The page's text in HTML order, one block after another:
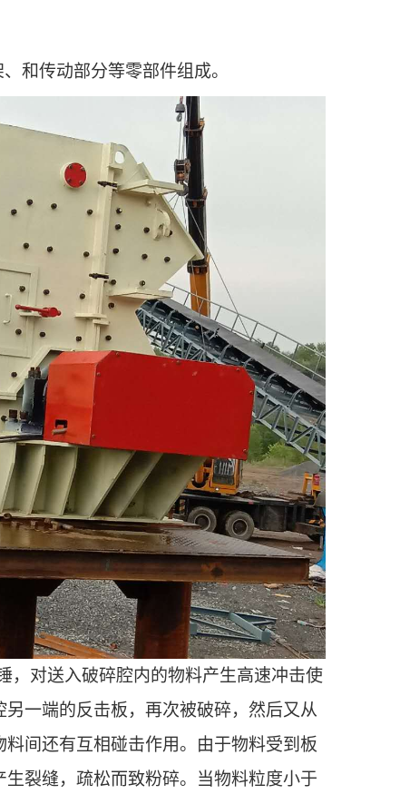
和传动部分等零部件组成。
，对送入破碎腔内的物料产生高速冲击使
一端的反击板，再次被破碎，然后又从
间还有互相碰击作用。由于物料受到板
裂缝，疏松而致粉碎。当物料粒度小于